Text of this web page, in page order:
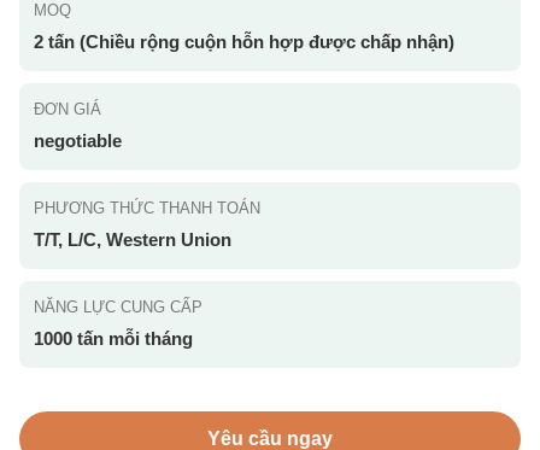
MOQ
2 tấn (Chiều rộng cuộn hỗn hợp được chấp nhận)
ĐƠN GIÁ
negotiable
PHƯƠNG THỨC THANH TOÁN
T/T, L/C, Western Union
NĂNG LỰC CUNG CẤP
1000 tấn mỗi tháng
Yêu cầu ngay